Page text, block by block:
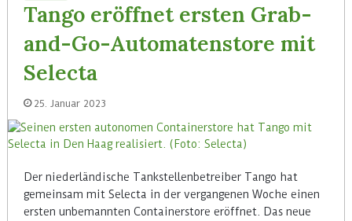
Tango eröffnet ersten Grab-
and-Go-Automatenstore mit
Selecta
25. Januar 2023
Der niederländische Tankstellenbetreiber Tango hat
gemeinsam mit Selecta in der vergangenen Woche einen
ersten unbemannten Containerstore eröffnet. Das neue